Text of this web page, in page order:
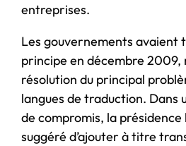
entreprises.
Les gouvernements avaient
principe en décembre 2009,
résolution du principal
langues de traduction. Dans
de compromis, la présidence
suggéré d’ajouter à titre